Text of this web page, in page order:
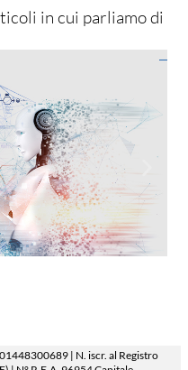
in cui parliamo di
01448300689 | N. iscr. al Registro